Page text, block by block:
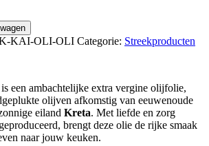
KAI-OLI-OLI Categorie: Streekproducten
is een ambachtelijke extra vergine olijfolie,
olijven afkomstig van eeuwenoude
eiland Kreta. Met liefde en zorg
brengt deze olie de rijke smaak
naar jouw keuken.